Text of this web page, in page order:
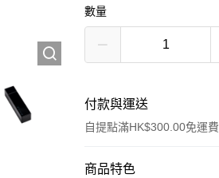
數量
付款與運送
自提點滿HK$300.00免運費
付款方式
商品特色